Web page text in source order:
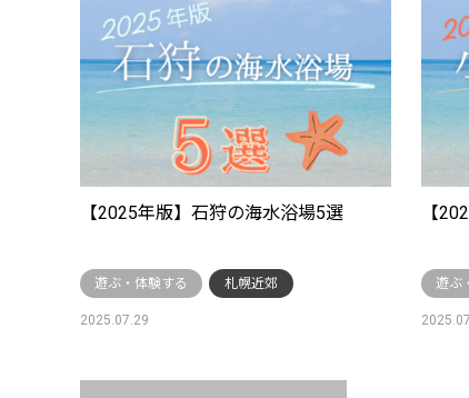
【2025年版】石狩の海水浴場5選
遊ぶ・体験する 札幌近郊
2025.07.29
【
遊ぶ